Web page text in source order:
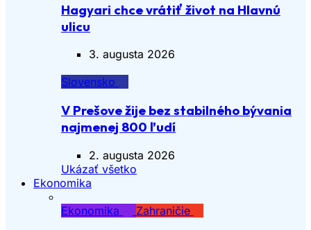
Hagyari chce vrátiť život na Hlavnú
ulicu
3. augusta 2026
Slovensko
V Prešove žije bez stabilného bývania
najmenej 800 ľudí
2. augusta 2026
Ukázať všetko
Ekonomika
Ekonomika
Zahraničie